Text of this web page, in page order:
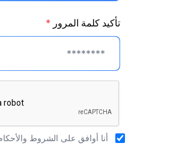
تأكيد كلمة المرور *
أنا أوافق على الشروط